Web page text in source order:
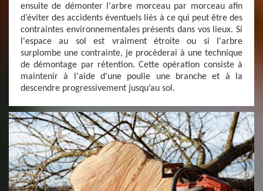
ensuite de démonter l'arbre morceau par morceau afin
d’éviter des accidents éventuels liés à ce qui peut être des
contraintes environnementales présents dans vos lieux. Si
l'espace au sol est vraiment étroite ou si l'arbre
surplombe une contrainte, je procèderai à une technique
de démontage par rétention. Cette opération consiste à
maintenir à l'aide d'une poulie une branche et à la
descendre progressivement jusqu’au sol.